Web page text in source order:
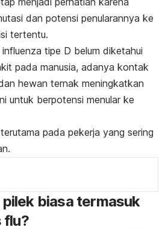
dan potensi penularannya ke
tertentu.
tipe D belum diketahui
pada manusia, adanya kontak
hewan ternak meningkatkan
untuk berpotensi menular ke
pada pekerja yang sering
biasa termasuk
flu?